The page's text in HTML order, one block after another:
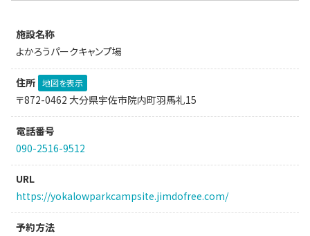
施設名称
よかろうパークキャンプ場
住所 地図を表示
〒872-0462 大分県宇佐市院内町羽馬礼15
電話番号
090-2516-9512
URL
https://yokalowparkcampsite.jimdofree.com/
予約方法